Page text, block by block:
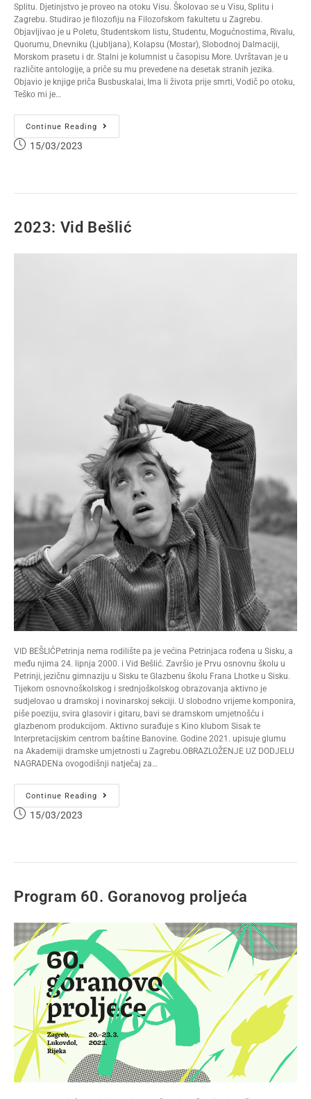
Splitu. Djetinjstvo je proveo na otoku Visu. Školovao se u Visu, Splitu i
Zagrebu. Studirao je filozofiju na Filozofskom fakultetu u Zagrebu.
Objavljivao je u Poletu, Studentskom listu, Studentu, Mogućnostima, Rivalu,
Quorumu, Dnevniku (Ljubljana), Kolapsu (Mostar), Slobodnoj Dalmaciji,
Morskom prasetu i dr. Stalni je kolumnist u časopisu More. Uvrštavan je u
različite antologije, a priče su mu prevedene na desetak stranih jezika.
Objavio je knjige priča Busbuskalai, Ima li života prije smrti, Vodič po otoku,
Teško mi je…
Continue Reading
15/03/2023
2023: Vid Bešlić
VID BEŠLIĆPetrinja nema rodilište pa je većina Petrinjaca rođena u Sisku, a
među njima 24. lipnja 2000. i Vid Bešlić. Završio je Prvu osnovnu školu u
Petrinji, jezičnu gimnaziju u Sisku te Glazbenu školu Frana Lhotke u Sisku.
Tijekom osnovnoškolskog i srednjoškolskog obrazovanja aktivno je
sudjelovao u dramskoj i novinarskoj sekciji. U slobodno vrijeme komponira,
piše poeziju, svira glasovir i gitaru, bavi se dramskom umjetnošću i
glazbenom produkcijom. Aktivno surađuje s Kino klubom Sisak te
Interpretacijskim centrom baštine Banovine. Godine 2021. upisuje glumu
na Akademiji dramske umjetnosti u Zagrebu.OBRAZLOŽENJE UZ DODJELU
NAGRADENa ovogodišnji natječaj za…
Continue Reading
15/03/2023
Program 60. Goranovog proljeća